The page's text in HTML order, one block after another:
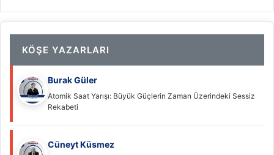
KÖŞE YAZARLARI
Burak Güler
Atomik Saat Yarışı: Büyük Güçlerin Zaman Üzerindeki Sessiz
Rekabeti
Cüneyt Küsmez